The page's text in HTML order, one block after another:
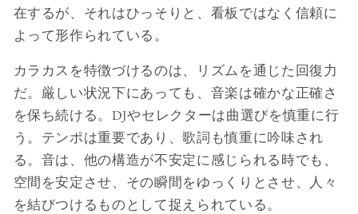
在するが、それはひっそりと、看板ではなく信頼に
よって形作られている。
カラカスを特徴づけるのは、リズムを通じた回復力
だ。厳しい状況下にあっても、音楽は確かな正確さ
を保ち続ける。DJやセレクターは曲選びを慎重に行
う。テンポは重要であり、歌詞も慎重に吟味され
る。音は、他の構造が不安定に感じられる時でも、
空間を安定させ、その瞬間をゆっくりとさせ、人々
を結びつけるものとして捉えられている。